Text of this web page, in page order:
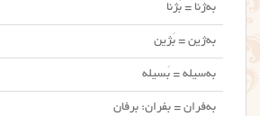
به‌ژنا = بَژنا
به‌ژین = بَژین
به‌سیله = بَسیله
به‌فران = بفران: برفان